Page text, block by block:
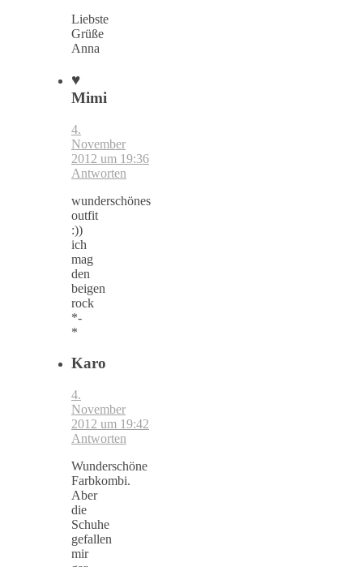
Liebste
Grüße
Anna
♥
Mimi
4.
November
2012 um 19:36
Antworten
wunderschönes
outfit
:))
ich
mag
den
beigen
rock
*-
*
Karo
4.
November
2012 um 19:42
Antworten
Wunderschöne
Farbkombi.
Aber
die
Schuhe
gefallen
mir